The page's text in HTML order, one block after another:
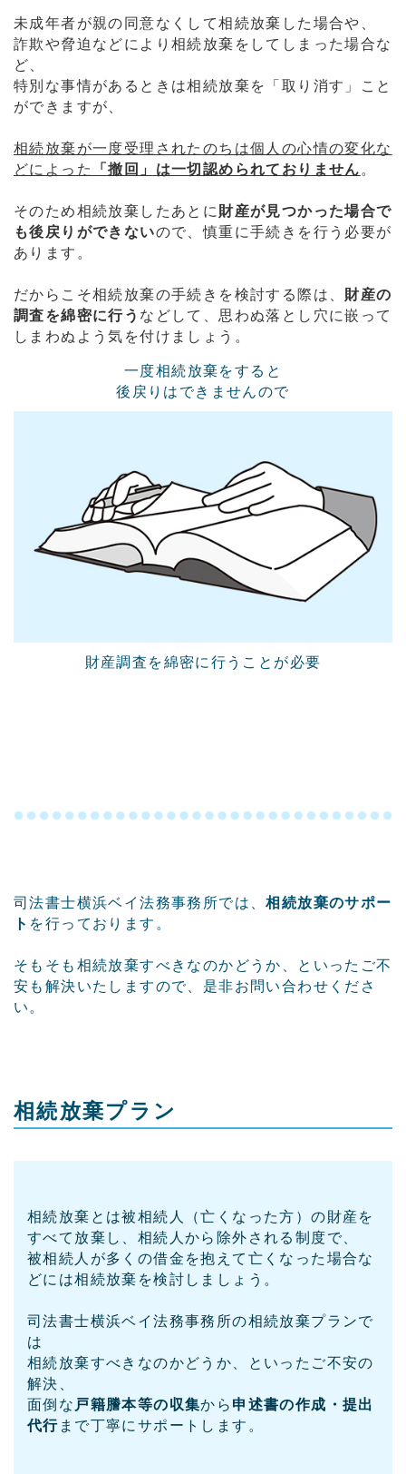
未成年者が親の同意なくして相続放棄した場合や、
詐欺や脅迫などにより相続放棄をしてしまった場合な
ど、
特別な事情があるときは相続放棄を「取り消す」こと
ができますが、
相続放棄が一度受理されたのちは個人の心情の変化な
どによった
「撤回」は一切認められておりません 。
そのため相続放棄したあとに 財産が見つかった場合で
も後戻りができないので、慎重に手続きを行う必要が
あります。
だからこそ相続放棄の手続きを検討する際は、 財産の
調査を綿密に行う などして、思わぬ落とし穴に嵌って
しまわぬよう気を付けましょう。
一度相続放棄をすると
後戻りはできませんので
財産調査を綿密に行うことが必要
司法書士横浜ベイ法務事務所では、相続放棄のサポー
ト を行っております。
そもそも相続放棄すべきなのかどうか、といったご不
安も解決いたしますので、是非お問い合わせくださ
い。
相続放棄プラン
相続放棄とは被相続人（亡くなった方）の財産を
すべて放棄し、相続人から除外される制度で、
被相続人が多くの借金を抱えて亡くなった場合な
どには相続放棄を検討しましょう。
司法書士横浜ベイ法務事務所の相続放棄プランで
は
相続放棄すべきなのかどうか、といったご不安の
解決、
面倒な 戸籍謄本等の収集から 申述書の作成・提出
代行 まで丁寧にサポートします。